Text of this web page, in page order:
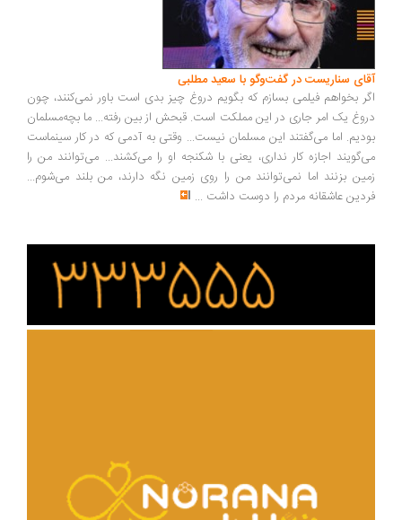
سناریست در گفت‌وگو با سعید مطلبی
بخواهم فیلمی بسازم که بگویم دروغ چیز بدی است باور نمی‌کنند، چون
یک امر جاری در این مملکت است. قبحش از بین رفته... ما بچه‌مسلمان
اما می‌گفتند این مسلمان نیست... وقتی به آدمی که در کار سینماست
اجازه کار نداری، یعنی با شکنجه او را می‌کشند... می‌توانند من را
بزنند اما نمی‌توانند من را روی زمین نگه دارند، من بلند می‌شوم...
عاشقانه مردم را دوست داشت ...